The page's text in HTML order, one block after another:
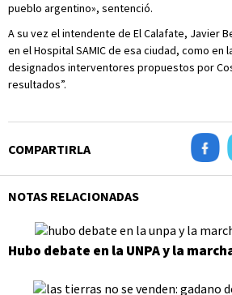
pueblo argentino», sentenció.
A su vez el intendente de El Calafate, Javier
en el Hospital SAMIC de esa ciudad, como en
designados interventores propuestos por
resultados”.
COMPARTIRLA
NOTAS RELACIONADAS
Hubo debate en la UNPA y la